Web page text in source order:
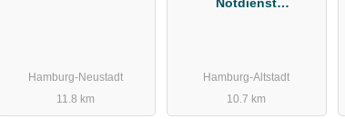
Hamburg-Neustadt
11.8 km
Hamburg-Altstadt
10.7 km